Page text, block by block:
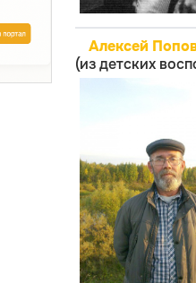
Алексей
(из детских